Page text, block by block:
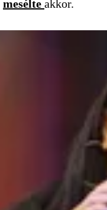
mesélte akkor.